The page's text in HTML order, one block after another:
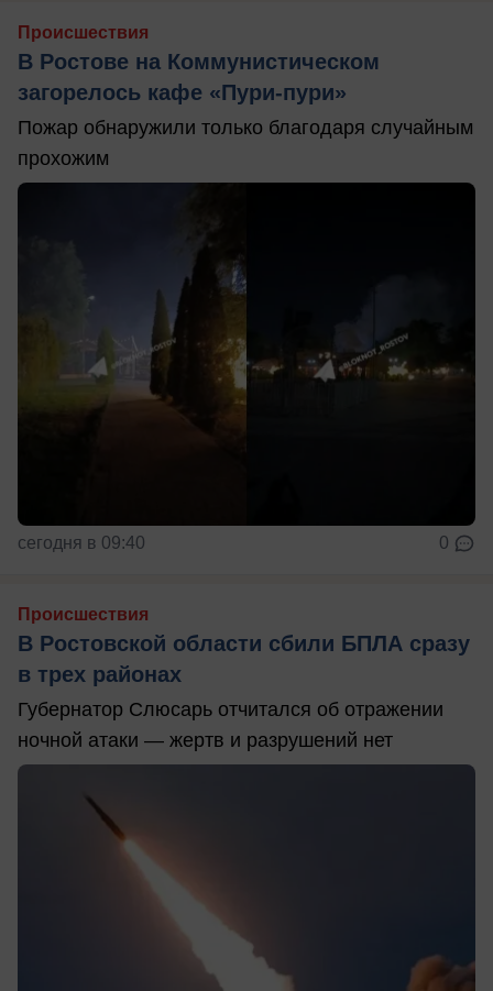
Происшествия
В Ростове на Коммунистическом
загорелось кафе «Пури-пури»
Пожар обнаружили только благодаря случайным
прохожим
сегодня в 09:40 0
Происшествия
В Ростовской области сбили БПЛА сразу
в трех районах
Губернатор Слюсарь отчитался об отражении
ночной атаки — жертв и разрушений нет